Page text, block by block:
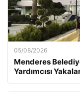
05/08/2026
Menderes
Yardımcısı